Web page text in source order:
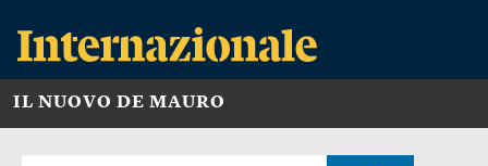
IL NUOVO DE MAURO